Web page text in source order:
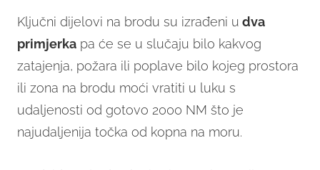
Ključni dijelovi na brodu su izrađeni u dva
primjerka pa će se u slučaju bilo kakvog
zatajenja, požara ili poplave bilo kojeg prostora
ili zona na brodu moći vratiti u luku s
udaljenosti od gotovo 2000 NM što je
najudaljenija točka od kopna na moru.